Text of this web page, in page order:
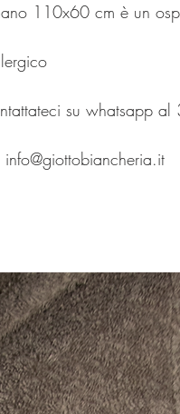
110x60 cm è un
su whatsapp al